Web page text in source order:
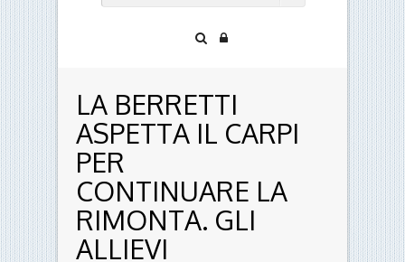
LA BERRETTI
ASPETTA IL CARPI
PER
CONTINUARE LA
RIMONTA. GLI
ALLIEVI